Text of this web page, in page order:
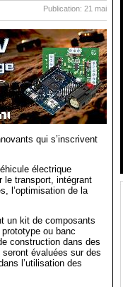
Publication: 21 mai
qui s’inscrivent
électrique
le transport, intégrant
l’optimisation de la
un kit de composants
ou banc
construction dans des
évaluées sur des
l’utilisation des